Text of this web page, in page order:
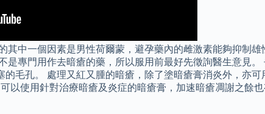
中一個因素是男性荷爾蒙，避孕藥內的雌激素能夠抑制
專門用作去暗瘡的藥，所以服用前最好先徵詢醫生意見
毛孔。 處理又紅又腫的暗瘡，除了塗暗瘡膏消炎外，亦
使用針對治療暗瘡及炎症的暗瘡膏，加速暗瘡凋謝之餘也